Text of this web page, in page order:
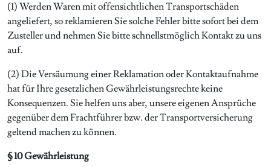
(1) Werden Waren mit offensichtlichen Transportschäden
angeliefert, so reklamieren Sie solche Fehler bitte sofort bei dem
Zusteller und nehmen Sie bitte schnellstmöglich Kontakt zu uns
auf.
(2) Die Versäumung einer Reklamation oder Kontaktaufnahme
hat für Ihre gesetzlichen Gewährleistungsrechte keine
Konsequenzen. Sie helfen uns aber, unsere eigenen Ansprüche
gegenüber dem Frachtführer bzw. der Transportversicherung
geltend machen zu können.
§ 10 Gewährleistung